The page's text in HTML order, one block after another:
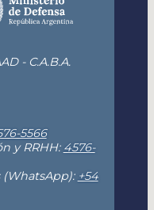
- C.A.B.A.
5566
y RRHH: 4576-
+54